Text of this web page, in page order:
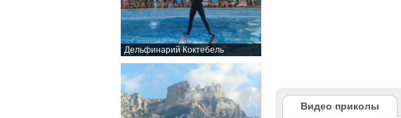
Дельфинарий Коктебель
Видео приколы